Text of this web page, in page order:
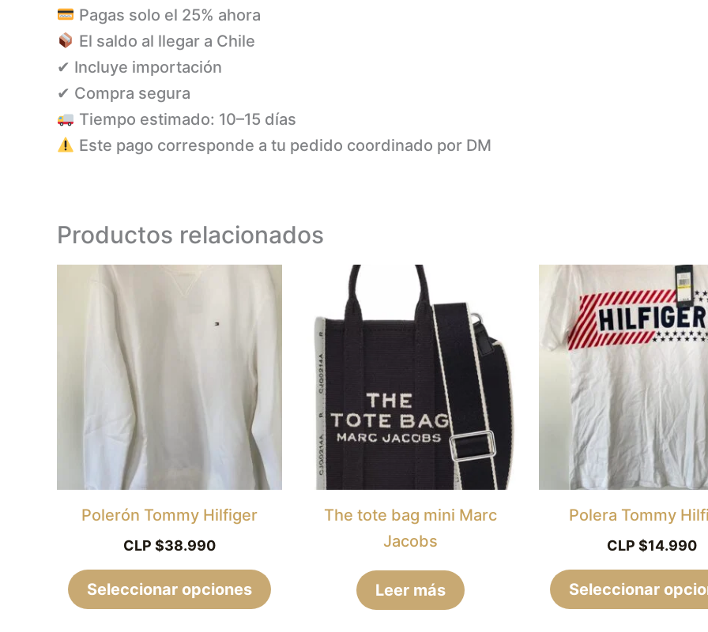
Pagas solo el 25% ahora
El saldo al llegar a Chile
✔ Incluye importación
✔ Compra segura
Tiempo estimado: 10–15 días
Este pago corresponde a tu pedido coordinado por DM
Productos relacionados
Polerón Tommy Hilfiger
CLP $38.990
Seleccionar opciones
múltiples
variantes.
opciones
pueden
página
The tote bag mini Marc
Jacobs
Leer más
Polera Tommy
CLP $14.990
Seleccionar